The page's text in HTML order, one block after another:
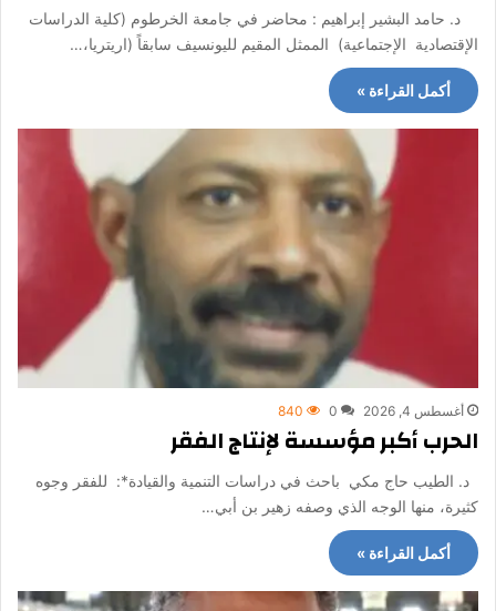
د. حامد البشير إبراهيم : محاضر في جامعة الخرطوم (كلية الدراسات
الإقتصادية الإجتماعية) الممثل المقيم لليونسيف سابقاً (اريتريا،…
أكمل القراءة »
أغسطس 4, 2026 0
840
الحرب أكبر مؤسسة لإنتاج الفقر
د. الطيب حاج مكي باحث في دراسات التنمية والقيادة*: للفقر وجوه
كثيرة، منها الوجه الذي وصفه زهير بن أبي…
أكمل القراءة »